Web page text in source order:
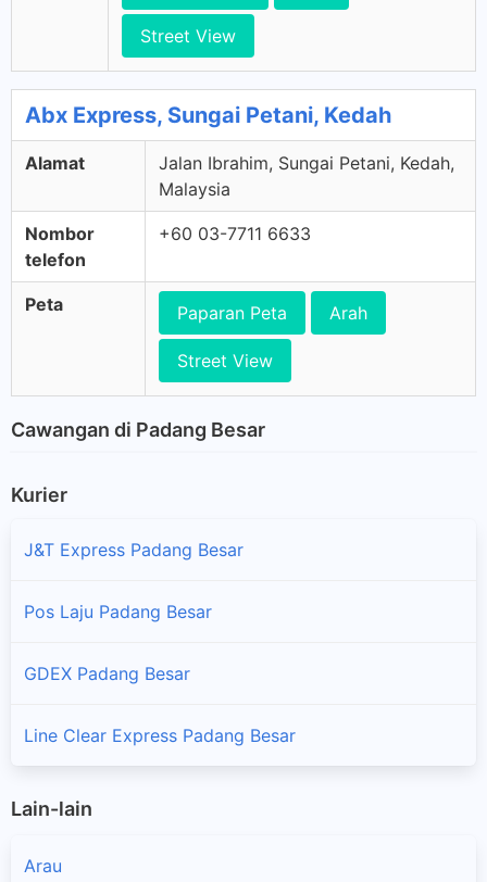
Street View
Abx Express, Sungai Petani, Kedah
Alamat
Jalan Ibrahim, Sungai Petani, Kedah,
Malaysia
Nombor
telefon
+60 03-7711 6633
Peta Paparan Peta Arah
Street View
Cawangan di Padang Besar
Kurier
J&T Express Padang Besar
Pos Laju Padang Besar
GDEX Padang Besar
Line Clear Express Padang Besar
Lain-lain
Arau